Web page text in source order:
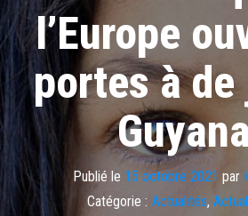
l’Europe
portes à de
Publié le 15 octobre 2021 par
Catégorie : Actualités,